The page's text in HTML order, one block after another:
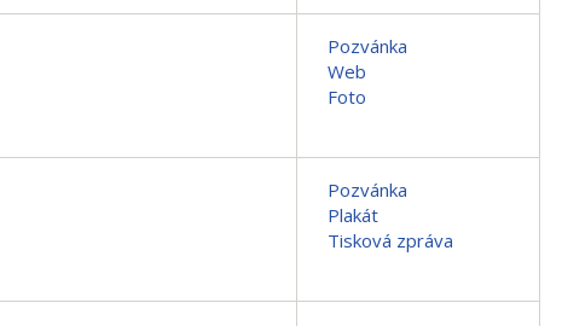
Pozvánka
Web
Foto
Pozvánka
Plakát
Tisková zpráva